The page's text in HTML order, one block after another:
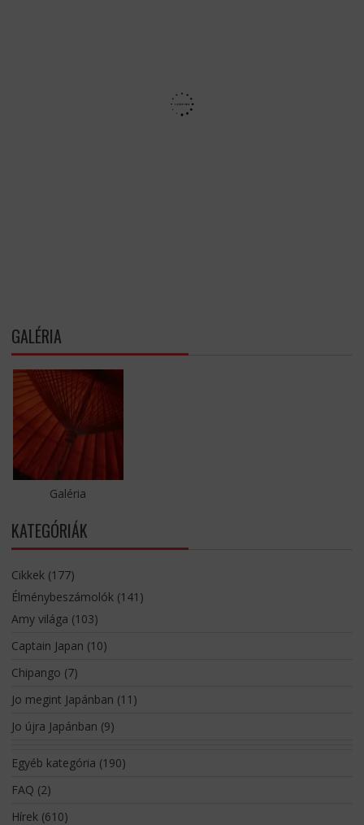
GALÉRIA
Galéria
KATEGÓRIÁK
Cikkek(177)
Élménybeszámolók(141)
Amy világa (103)
Captain Japan (10)
Chipango (7)
Jo megint Japánban (11)
Jo újra Japánban (9)
Egyéb kategória (190)
FAQ (2)
Hírek(610)